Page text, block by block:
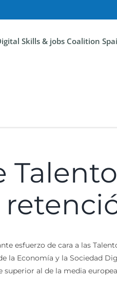
Skills & jobs Coalition
esfuerzo de cara a las
la Economía y la Sociedad
superior al de la media